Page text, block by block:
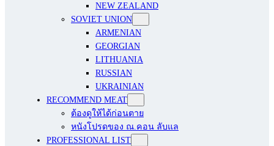
NEW ZEALAND
SOVIET UNION
ARMENIAN
GEORGIAN
LITHUANIA
RUSSIAN
UKRAINIAN
RECOMMEND MEAT
ต้องดูให้ได้ก่อนตาย
หนังโปรดของ ณ.คอน ลับแล
PROFESSIONAL LIST